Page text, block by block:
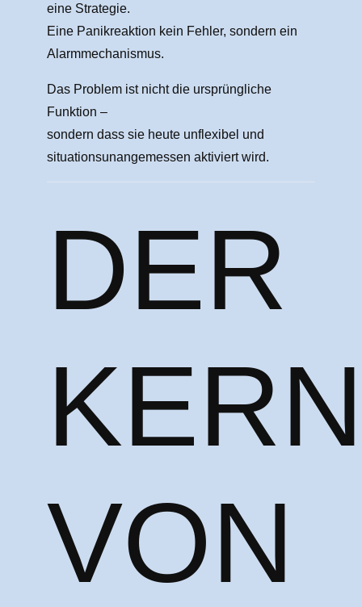
eine Strategie.
Eine Panikreaktion kein Fehler, sondern ein
Alarmmechanismus.
Das Problem ist nicht die ursprüngliche
Funktion –
sondern dass sie heute unflexibel und
situationsunangemessen aktiviert wird.
DER
VON